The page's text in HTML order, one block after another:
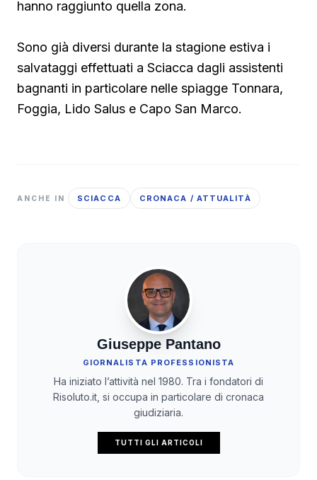
hanno raggiunto quella zona.
Sono già diversi durante la stagione estiva i
salvataggi effettuati a Sciacca dagli assistenti
bagnanti in particolare nelle spiagge Tonnara,
Foggia, Lido Salus e Capo San Marco.
ANCHE IN SCIACCA CRONACA / ATTUALITÀ
Giuseppe Pantano
GIORNALISTA PROFESSIONISTA
Ha iniziato l’attività nel 1980. Tra i fondatori di
Risoluto.it, si occupa in particolare di cronaca
giudiziaria.
TUTTI GLI ARTICOLI